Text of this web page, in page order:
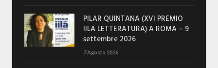
PILAR QUINTANA (XVI PREMIO
IILA LETTERATURA) A ROMA – 9
settembre 2026
7 Agosto 2026